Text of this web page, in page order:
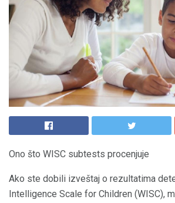
Ono što WISC subtests procenjuje
Ako ste dobili izveštaj o rezultatima
Intelligence Scale for Children (WISC),